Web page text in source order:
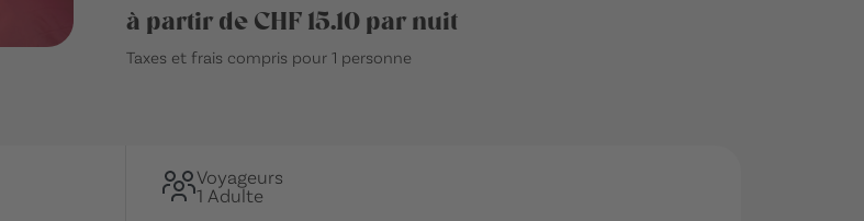
à partir de CHF 15.10 par nuit
Taxes et frais compris pour 1 personne
Voyageurs
1 Adulte